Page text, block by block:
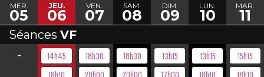
MER.
05
JEU.
06
VEN.
07
SAM.
08
DIM.
09
LUN.
10
MAR.
11
Séances VF
-
14h45
18h10
18h30
20h00
18h30
20h00
13h15
17h00
13h15
18h10
15h15
18h10